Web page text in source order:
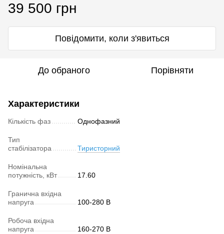
39 500 грн
Повідомити, коли з'явиться
До обраного Порівняти
Характеристики
Кількість фаз Однофазний
Тип
стабілізатора
Тиристорний
Номінальна
потужність, кВт
17.60
Гранична вхідна
напруга
100-280 В
Робоча вхідна
напруга
160-270 В